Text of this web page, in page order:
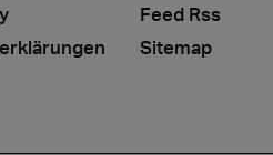
Feed Rss
Sitemap